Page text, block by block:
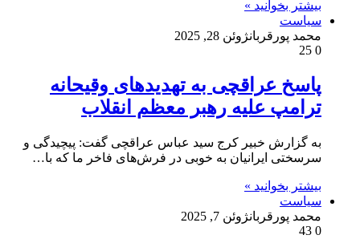
بیشتر بخوانید »
سیاست
محمد پورقربانژوئن 28, 2025
0
پاسخ عراقچی به تهدیدهای وقیحانه
ترامپ علیه رهبر معظم انقلاب
به گزارش خبیر کرج سید عباس عراقچی گفت: پیچیدگی و
سرسختی ایرانیان به خوبی در فرش‌های فاخر ما که با…
بیشتر بخوانید »
سیاست
محمد پورقربانژوئن 7, 2025
0